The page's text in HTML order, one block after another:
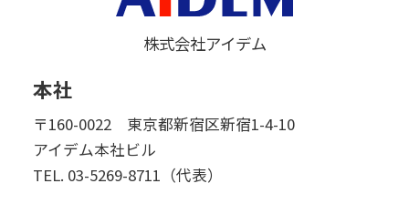
株式会社アイデム
本社
〒160-0022 東京都新宿区新宿1-4-10
アイデム本社ビル
TEL. 03-5269-8711（代表）